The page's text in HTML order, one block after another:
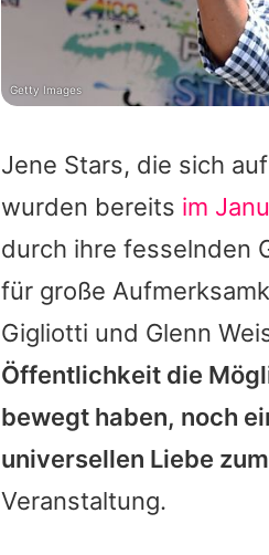
Jene Stars, die sich
wurden bereits im
durch ihre fesselnden
für große
Gigliotti und Glenn
Öffentlichkeit die
bewegt haben, noch
universellen Liebe
Veranstaltung.
Getty Images